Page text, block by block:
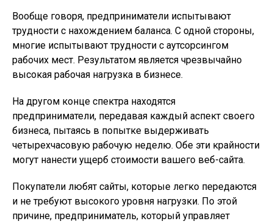
Вообще говоря, предприниматели испытывают
трудности с нахождением баланса. С одной стороны,
многие испытывают трудности с аутсорсингом
рабочих мест. Результатом является чрезвычайно
высокая рабочая нагрузка в бизнесе.
На другом конце спектра находятся
предприниматели, передавая каждый аспект своего
бизнеса, пытаясь в попытке выдерживать
четырехчасовую рабочую неделю. Обе эти крайности
могут нанести ущерб стоимости вашего веб-сайта.
Покупатели любят сайты, которые легко передаются
и не требуют высокого уровня нагрузки. По этой
причине, предприниматель, который управляет